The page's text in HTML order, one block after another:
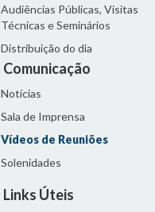
Audiências Públicas, Visitas
Técnicas e Seminários
Distribuição do dia
Comunicação
Notícias
Sala de Imprensa
Vídeos de Reuniões
Solenidades
Links Úteis